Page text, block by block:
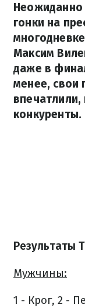
Неожиданно
гонки на
Максим
даже в
менее, свои
впечатлили,
конкуренты.
Результаты
Мужчины:
1 - Крог, 2 -